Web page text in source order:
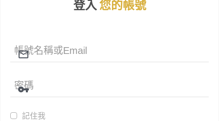
登入您的帳號
記住我